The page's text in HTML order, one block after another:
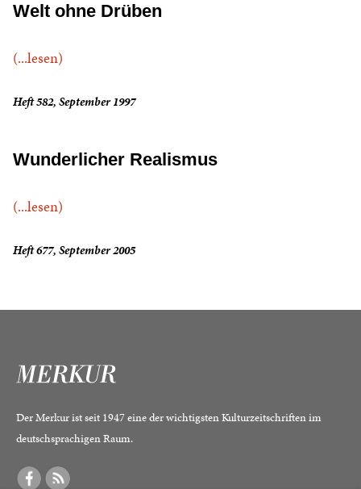
Welt ohne Drüben
(...lesen)
Heft 582, September 1997
Wunderlicher Realismus
(...lesen)
Heft 677, September 2005
Der Merkur ist seit 1947 eine der wichtigsten Kulturzeitschriften im
deutschsprachigen Raum.